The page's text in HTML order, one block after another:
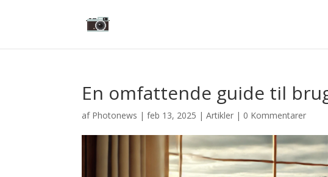
En omfattende guide til
af Photonews |feb 13, 2025 |Artikler | 0 Kommentarer